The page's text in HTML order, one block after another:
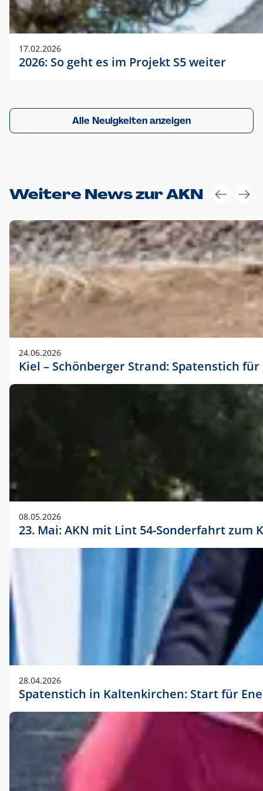
17.02.2026
2026: So geht es im Projekt S5 weiter
Alle Neuigkeiten anzeigen
Weitere News zur AKN
24.06.2026
Kiel – Schönberger Strand: Spatenstich
08.05.2026
23. Mai: AKN mit Lint 54-Sonderfahrt
28.04.2026
Spatenstich in Kaltenkirchen: Start für